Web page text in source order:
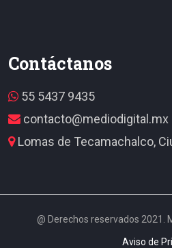
Contáctanos
55 5437 9435
contacto@mediodigital.mx
Lomas de Tecamachalco,
@ Derechos reservados 2021.
Aviso de